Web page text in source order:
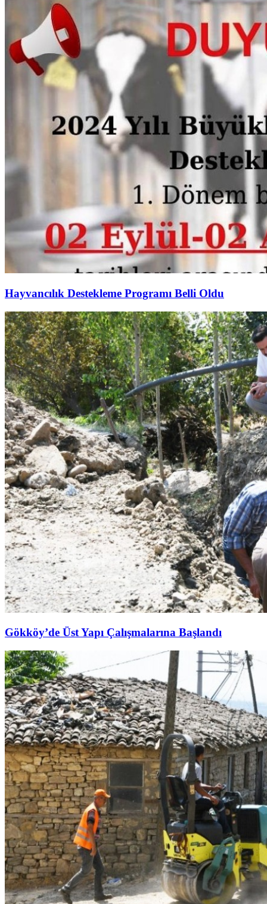
Hayvancılık Destekleme Programı Belli Oldu
Gökköy’de Üst Yapı Çalışmalarına Başlandı